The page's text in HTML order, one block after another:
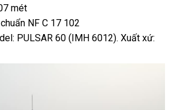
mét
NF C 17 102
PULSAR 60 (IMH 6012). Xuất xứ: